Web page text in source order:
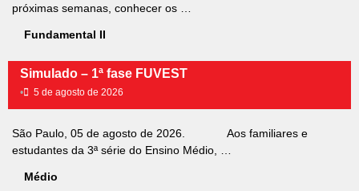
próximas semanas, conhecer os …
Fundamental II
Simulado – 1ª fase FUVEST
• 5 de agosto de 2026
São Paulo, 05 de agosto de 2026. Aos familiares e
estudantes da 3ª série do Ensino Médio, …
Médio